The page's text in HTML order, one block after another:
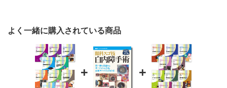
よく一緒に購入されている商品
+ +